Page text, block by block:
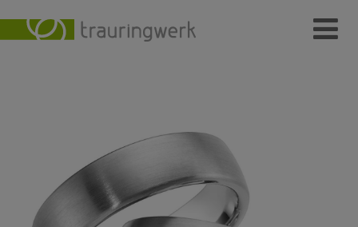
Individuelle Schmuckstücke